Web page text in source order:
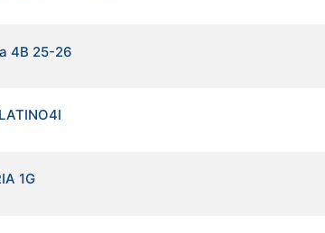
4B 25-26
1G